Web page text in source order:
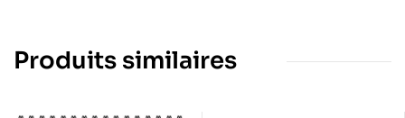
Produits similaires